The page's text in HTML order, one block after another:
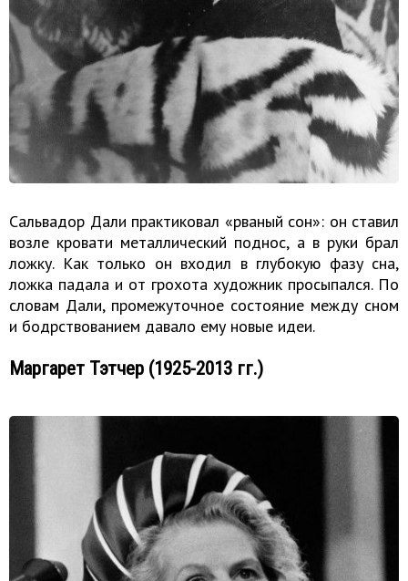
Сальвадор Дали практиковал «рваный сон»: он ставил
возле кровати металлический поднос, а в руки брал
ложку. Как только он входил в глубокую фазу сна,
ложка падала и от грохота художник просыпался. По
словам Дали, промежуточное состояние между сном
и бодрствованием давало ему новые идеи.
Маргарет Тэтчер (1925-2013 гг.)